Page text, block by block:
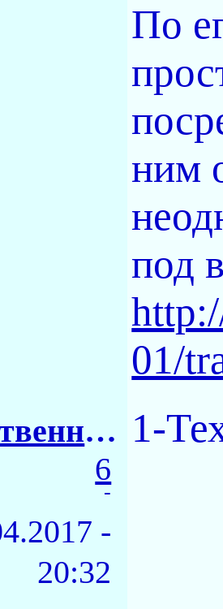
По
ним
под
01/
Искусственный Интеллект1
6
-
-
20:32
1-